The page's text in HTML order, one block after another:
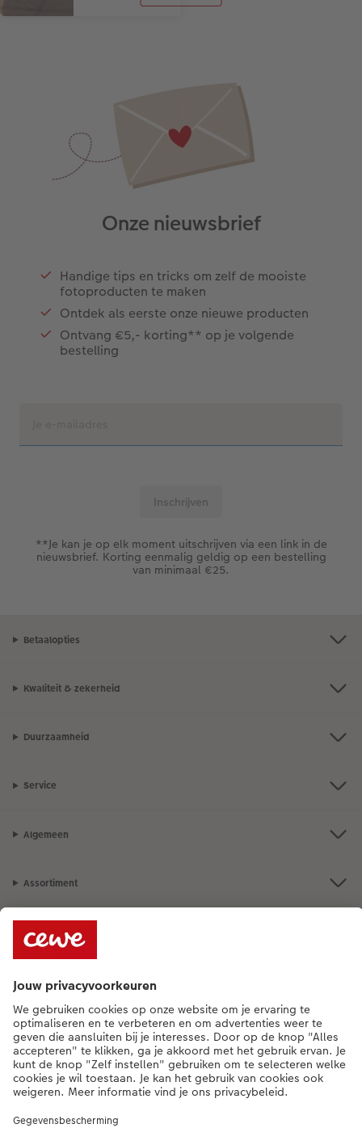
Onze nieuwsbrief
Handige tips en tricks om zelf de mooiste
fotoproducten te maken
Ontdek als eerste onze nieuwe producten
Ontvang €5,- korting** op je volgende
bestelling
**Je kan je op elk moment uitschrijven via een link in de
nieuwsbrief. Korting eenmalig geldig op een bestelling
van minimaal €25.
Betaalopties
Kwaliteit & zekerheid
Duurzaamheid
Service
Algemeen
Assortiment
Als je een vraag hebt over een product of bestelling, bel ons dan gerust:
015 29 56 13[ma - vr 9:00 tot 20:00 u | za 9:00 tot 17:00 u | zo 12:00 tot
16:00 u]
NL|FR